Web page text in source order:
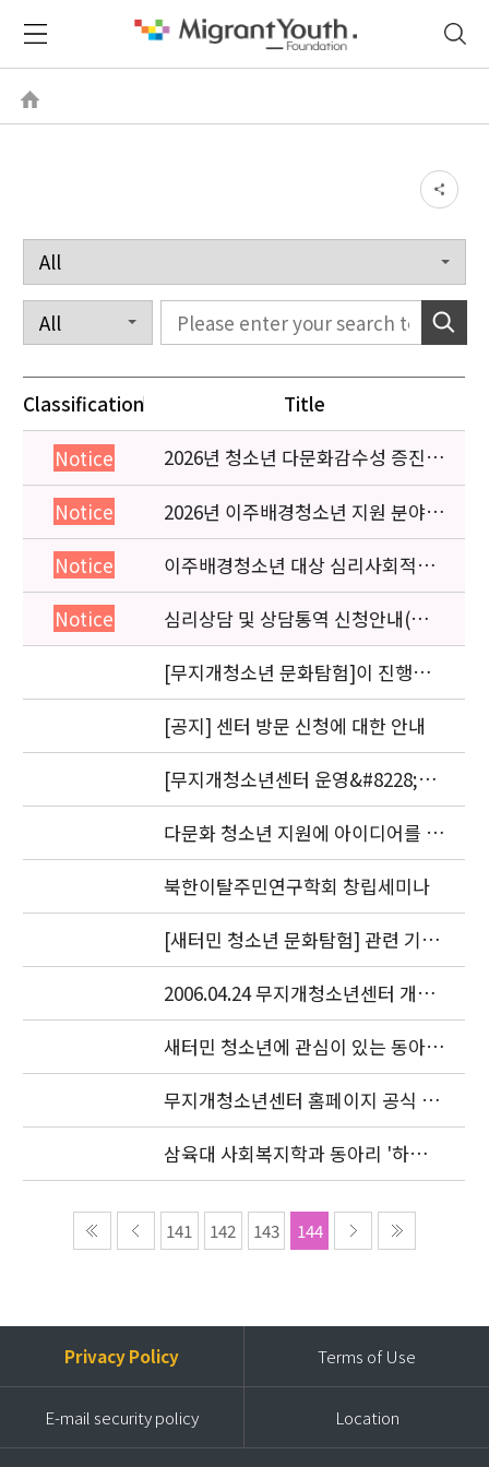
Classification Title
Notice
2026년 청소년 다문화감수성 증진
프로그램 「다가감」신청기관 안내
Notice
2026년 이주배경청소년 지원 분야
종사자 역량강화 교육 일정 안내
Notice
이주배경청소년 대상 심리사회적응
검사 연수동영상 개편 안내
Notice
심리상담 및 상담통역 신청안내(의뢰
서첨부)
[무지개청소년 문화탐험]이 진행됩
니다.
[공지] 센터 방문 신청에 대한 안내
[무지개청소년센터 운영&#8228;자
문위원회 회의] 개최
다문화 청소년 지원에 아이디어를 제
안해 주세요.
북한이탈주민연구학회 창립세미나
[새터민 청소년 문화탐험] 관련 기관
실무자 간담회
2006.04.24 무지개청소년센터 개소
식이 있었습니다.
새터민 청소년에 관심이 있는 동아리
를 찾습니다.
무지개청소년센터 홈페이지 공식 오
픈
삼육대 사회복지학과 동아리 '하늘
샘' 특강
141 142 143 144
Privacy Policy Terms of Use
E-mail security policy Location